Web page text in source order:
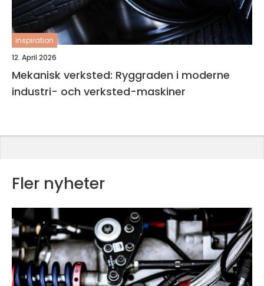
inspiration
12. April 2026
Mekanisk verksted: Ryggraden i moderne
industri- och verksted-maskiner
Fler nyheter